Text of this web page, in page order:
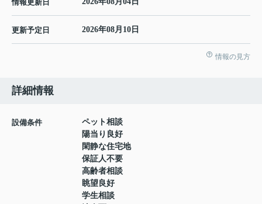
情報更新日
更新予定日 2026年08月10日
情報の見方
詳細情報
設備条件
ペット相談
陽当り良好
閑静な住宅地
保証人不要
高齢者相談
眺望良好
学生相談